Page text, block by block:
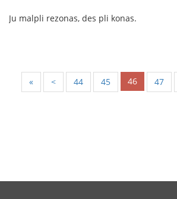
Ju malpli rezonas, des pli konas.
« < 44 45 46 47